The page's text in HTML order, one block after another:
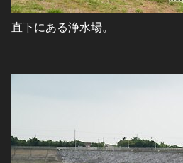
直下にある浄水場。